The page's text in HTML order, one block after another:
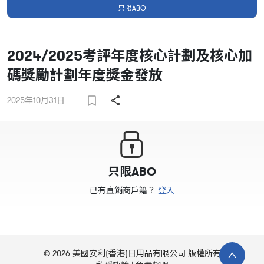
只限ABO
2024/2025考評年度核心計劃及核心加
碼獎勵計劃年度獎金發放
2025年10月31日
只限ABO
已有直銷商戶籍？ 登入
© 2026 美國安利(香港)日用品有限公司 版權所有